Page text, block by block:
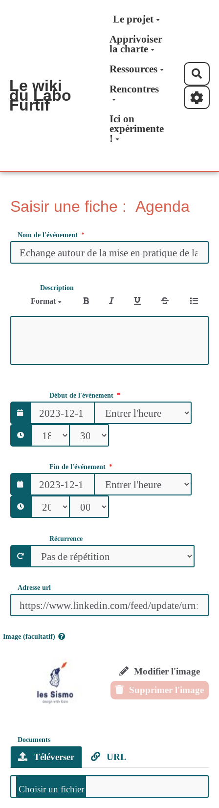
Aller au contenu principal
Le wiki
du Labo
Furtif
Le projet
Apprivoiser
la charte
Ressources
Rencontres
Ici on
expérimente
!
Saisir une fiche : Agenda
Nom de l'événement
Description
Format
Début de l'événement
Fin de l'événement
Récurrence
Adresse url
Image (facultatif)
Modifier l'image
Supprimer l'image
Documents
Téléverser URL